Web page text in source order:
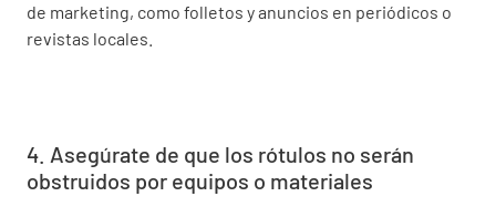
de marketing, como folletos y anuncios en periódicos o
revistas locales.
4. Asegúrate de que los rótulos no serán
obstruidos por equipos o materiales